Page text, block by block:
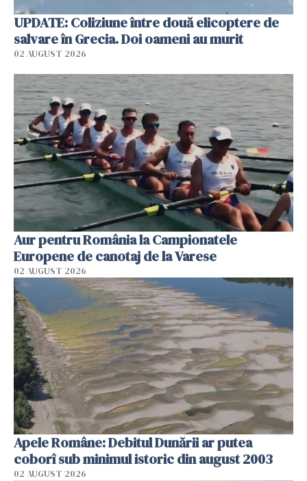
UPDATE: Coliziune între două elicoptere de
salvare în Grecia. Doi oameni au murit
02 AUGUST 2026
Aur pentru România la Campionatele
Europene de canotaj de la Varese
02 AUGUST 2026
Apele Române: Debitul Dunării ar putea
coborî sub minimul istoric din august 2003
02 AUGUST 2026